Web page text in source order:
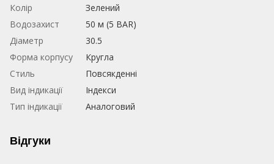
Колір
Зелений
Водозахист
50 м (5 BAR)
Діаметр
30.5
Форма корпусу
Кругла
Стиль
Повсякденні
Вид індикації
Індекси
Тип індикації
Аналоговий
Відгуки